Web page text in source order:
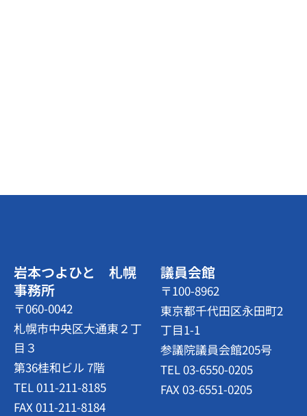
岩本つよひと 札幌
事務所
〒060-0042
札幌市中央区大通東２丁
目３
第36桂和ビル 7階
TEL 011-211-8185
FAX 011-211-8184
議員会館
〒100-8962
東京都千代田区永田町2
丁目1-1
参議院議員会館205号
TEL 03-6550-0205
FAX 03-6551-0205